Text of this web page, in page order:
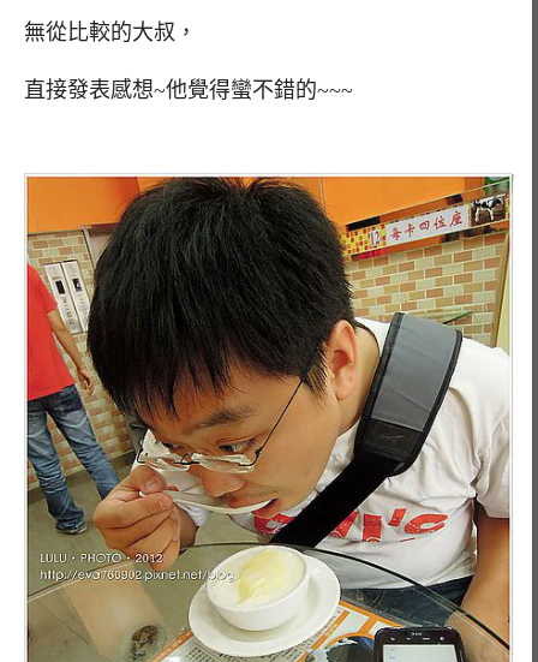
無從比較的大叔，
直接發表感想~他覺得蠻不錯的~~~